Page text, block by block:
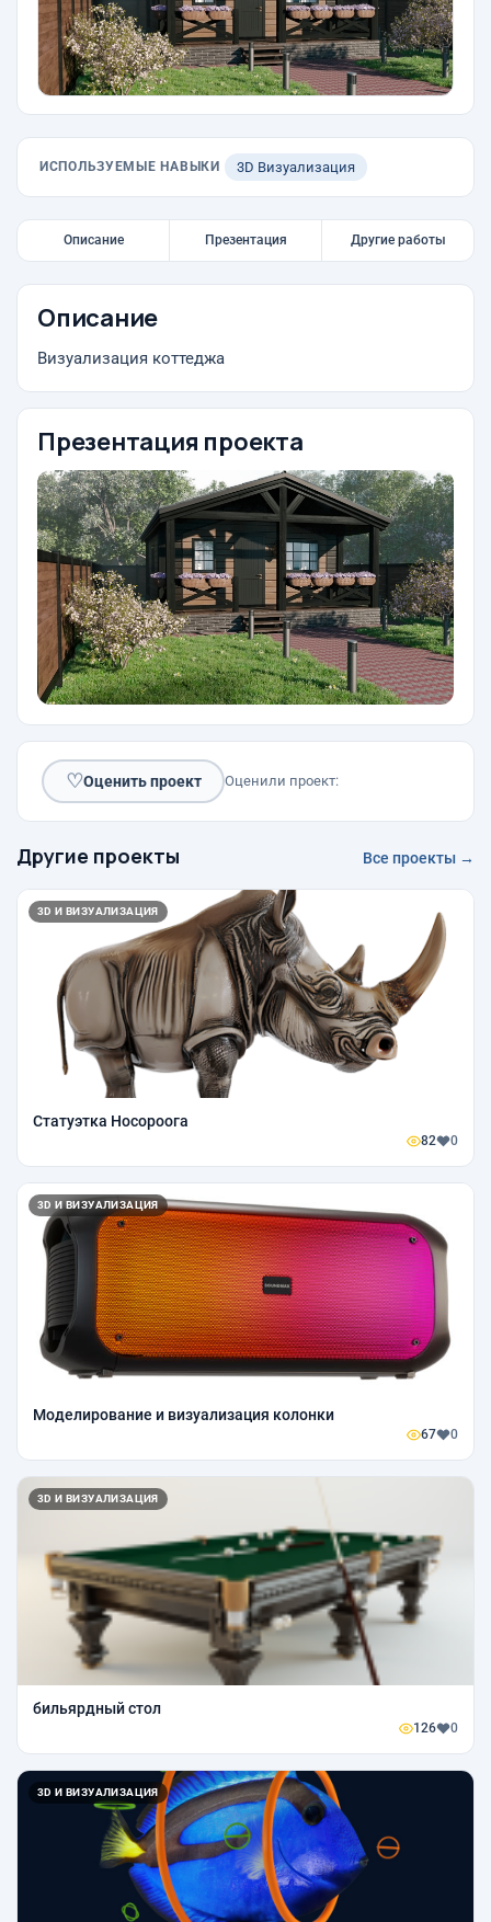
ИСПОЛЬЗУЕМЫЕ НАВЫКИ 3D Визуализация
Описание Презентация Другие работы
Описание
Визуализация коттеджа
Презентация проекта
♡Оценить проект Оценили проект:
Другие проекты Все проекты →
3D И ВИЗУАЛИЗАЦИЯ
Статуэтка Носороога
82 0
3D И ВИЗУАЛИЗАЦИЯ
Моделирование и визуализация колонки
67 0
3D И ВИЗУАЛИЗАЦИЯ
бильярдный стол
126 0
3D И ВИЗУАЛИЗАЦИЯ